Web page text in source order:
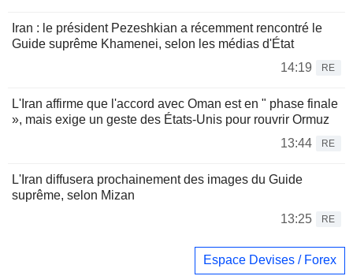
Iran : le président Pezeshkian a récemment rencontré le
Guide suprême Khamenei, selon les médias d'État
14:19
RE
L'Iran affirme que l'accord avec Oman est en " phase finale
», mais exige un geste des États-Unis pour rouvrir Ormuz
13:44
RE
L'Iran diffusera prochainement des images du Guide
suprême, selon Mizan
13:25
RE
Espace Devises / Forex